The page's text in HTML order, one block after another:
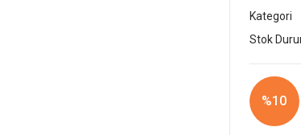
Kategori
Stok
%10